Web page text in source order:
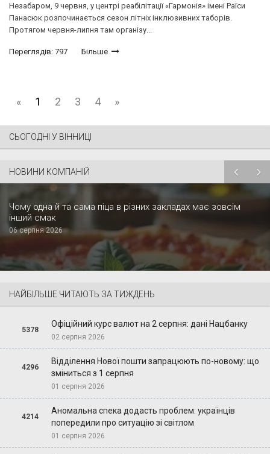
Незабаром, 9 червня, у центрі реабілітації «Гармонія» імені Раїси
Панасюк розпочинається сезон літніх інклюзивних таборів.
Протягом червня-липня там організу...
Переглядів: 797 Більше
« 1 2 3 4 »
СЬОГОДНІ У ВІННИЦІ
НОВИНИ КОМПАНІЙ
Чому одна й та сама піца в різних закладах має зовсім
інший смак
06 серпня 2026
НАЙБІЛЬШЕ ЧИТАЮТЬ ЗА ТИЖДЕНЬ
5378
Офіційний курс валют на 2 серпня: дані Нацбанку
02 серпня 2026
4296
Відділення Нової пошти запрацюють по-новому: що
зміниться з 1 серпня
01 серпня 2026
4214
Аномальна спека додасть проблем: українців
попередили про ситуацію зі світлом
01 серпня 2026